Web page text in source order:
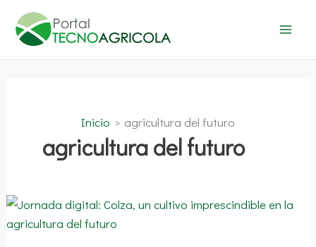
contenido
Inicio agricultura del futuro
agricultura del futuro
Colza,
un
cultivo
imprescindible